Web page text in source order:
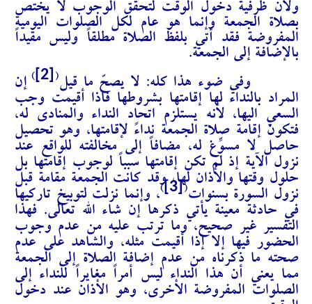
ولأن ظرفية دخول الوقت لتحقق الوجوب لا يختص
بصلاة الجمعة وإنما هو عام لكل الصلوات اليومية
المفروضة فقد أتي بلفظ الصلاة مطلقاً وليس مقيداً
بالإضافة إلى الجمعة.
وفي ضوء هذا كله: لا يصحّ ما قيل(
) إن
المراد بالنداء لها إقامتها بشروطها فاذا أقيمت وجب
السعي اليها، لأنه يستلزم اتحاد النداء والمنادى له،
فتكون إقامة صلاة الجمعة نداءً لإقامتها، وهو تحصيل
حاصل لا مسوِّغ له، مضافاً إلى مخالفته للواقع عند
نزول الآية إذ لم تكن إقامتها سبباً لوجوب إقامتها بل
حلول وقتها والأذان لها، وقد كانت الجمعة مقامة قبل
نزول السورة بسنوات(
[3]
)، وإنما نزلت لتوبيخ تاركيها
في حادثة معينة يأتي ذكرها إن شاء الله تعالى. فهذا
التفسير غير صحيح، وما ترتب عليه من عدم وجوب
الحضور فيها إلا إذا أقيمت مثله، والشاهد على عدم
صحته ما ذكرناه من عدم إضافة الصلاة إلى الجمعة
مما يعني أن هذا النداء ليس أمراً مغايراً للنداء إلى
الصلوات المفروضة الأخرى، وهو الأذان عند دخول